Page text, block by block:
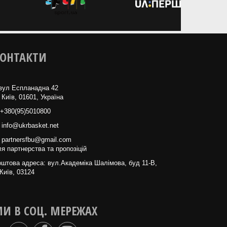
Еспланадна 42
01601, Україна
+380(95)5010800
info@ukrbasket.net
partnersfbu@gmail.com
партнерства та пропозіцій
адреса: вул.Академіка Шалімова, буд 11-В,
03124
В СОЦ. МЕРЕЖАХ